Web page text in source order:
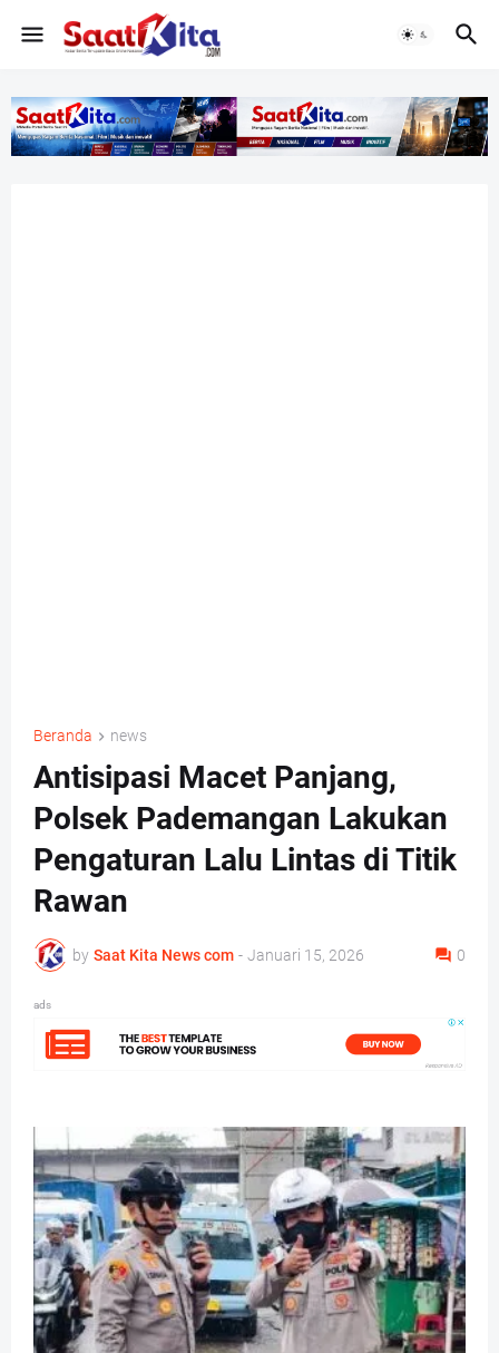
Beranda news
Antisipasi Macet Panjang,
Polsek Pademangan Lakukan
Pengaturan Lalu Lintas di Titik
Rawan
by Saat Kita News com - Januari 15, 2026 0
ads